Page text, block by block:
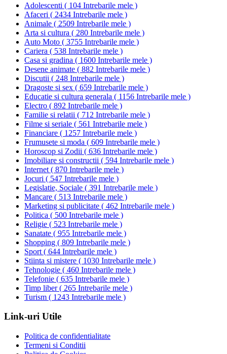
Adolescenti ( 104 Intrebarile mele )
Afaceri ( 2434 Intrebarile mele )
Animale ( 2509 Intrebarile mele )
Arta si cultura ( 280 Intrebarile mele )
Auto Moto ( 3755 Intrebarile mele )
Cariera ( 538 Intrebarile mele )
Casa si gradina ( 1600 Intrebarile mele )
Desene animate ( 882 Intrebarile mele )
Discutii ( 248 Intrebarile mele )
Dragoste si sex ( 659 Intrebarile mele )
Educatie si cultura generala ( 1156 Intrebarile mele )
Electro ( 892 Intrebarile mele )
Familie si relatii ( 712 Intrebarile mele )
Filme si seriale ( 561 Intrebarile mele )
Financiare ( 1257 Intrebarile mele )
Frumusete si moda ( 609 Intrebarile mele )
Horoscop si Zodii ( 636 Intrebarile mele )
Imobiliare si constructii ( 594 Intrebarile mele )
Internet ( 870 Intrebarile mele )
Jocuri ( 547 Intrebarile mele )
Legislatie, Sociale ( 391 Intrebarile mele )
Mancare ( 513 Intrebarile mele )
Marketing si publicitate ( 462 Intrebarile mele )
Politica ( 500 Intrebarile mele )
Religie ( 523 Intrebarile mele )
Sanatate ( 955 Intrebarile mele )
Shopping ( 809 Intrebarile mele )
Sport ( 644 Intrebarile mele )
Stiinta si mistere ( 1030 Intrebarile mele )
Tehnologie ( 460 Intrebarile mele )
Telefonie ( 635 Intrebarile mele )
Timp liber( 265 Intrebarile mele )
Turism ( 1243 Intrebarile mele )
Link-uri Utile
Politica de confidentialitate
Termeni si Conditii